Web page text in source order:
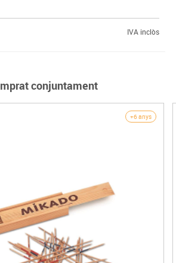
IVA inclòs
conjuntament
+6 anys